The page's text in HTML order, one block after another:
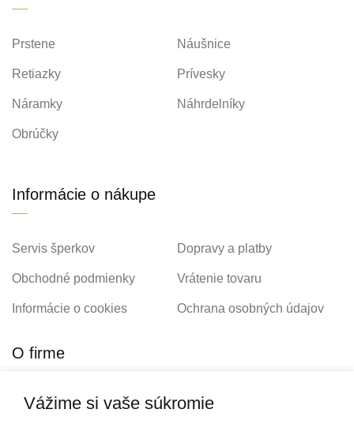
Prstene Náušnice
Retiazky Prívesky
Náramky Náhrdelníky
Obrúčky
Informácie o nákupe
Servis šperkov Dopravy a platby
Obchodné podmienky Vrátenie tovaru
Informácie o cookies Ochrana osobných údajov
O firme
Personalizovaný šperk O nás
Vážime si vaše súkromie